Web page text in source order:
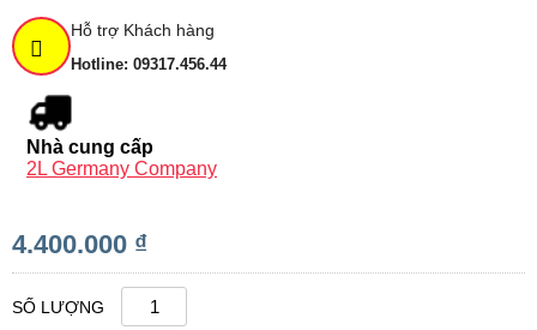
Hỗ trợ Khách hàng
Hotline: 09317.456.44
Nhà cung cấp
2L Germany Company
4.400.000 ₫
SỐ LƯỢNG